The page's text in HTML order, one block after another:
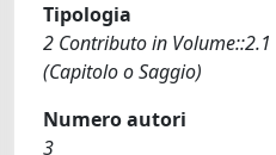
Tipologia
2 Contributo in
(Capitolo o Saggio)
Numero autori
3